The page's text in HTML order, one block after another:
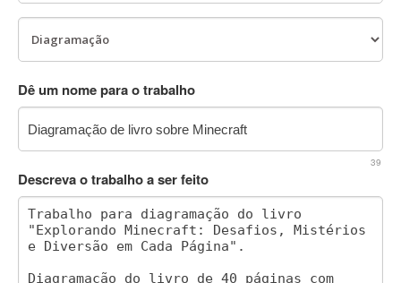
Dê um nome para o trabalho
39
Descreva o trabalho a ser feito